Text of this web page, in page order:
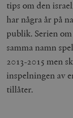
tips om den
har några år på
publik. Serien
samma namn
2013-2015 men
inspelningen av
tillåter.